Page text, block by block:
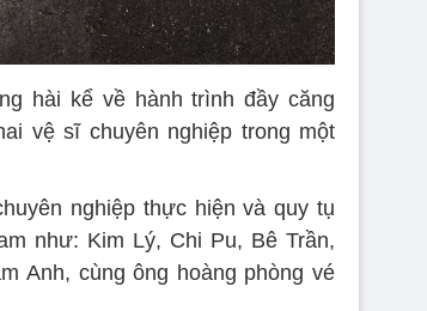
hài kể về hành trình đầy căng
vệ sĩ chuyên nghiệp trong một
nghiệp thực hiện và quy tụ
như: Kim Lý, Chi Pu, Bê Trần,
Anh, cùng ông hoàng phòng vé